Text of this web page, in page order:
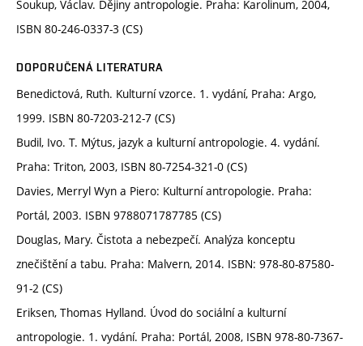
Soukup, Václav. Dějiny antropologie. Praha: Karolinum, 2004,
ISBN 80-246-0337-3 (CS)
DOPORUČENÁ LITERATURA
Benedictová, Ruth. Kulturní vzorce. 1. vydání, Praha: Argo,
1999. ISBN 80-7203-212-7 (CS)
Budil, Ivo. T. Mýtus, jazyk a kulturní antropologie. 4. vydání.
Praha: Triton, 2003, ISBN 80-7254-321-0 (CS)
Davies, Merryl Wyn a Piero: Kulturní antropologie. Praha:
Portál, 2003. ISBN 9788071787785 (CS)
Douglas, Mary. Čistota a nebezpečí. Analýza konceptu
znečištění a tabu. Praha: Malvern, 2014. ISBN: 978-80-87580-
91-2 (CS)
Eriksen, Thomas Hylland. Úvod do sociální a kulturní
antropologie. 1. vydání. Praha: Portál, 2008, ISBN 978-80-7367-